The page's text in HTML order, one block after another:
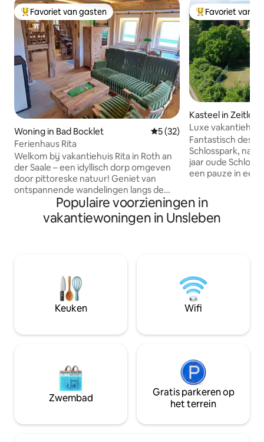
Topfavoriet van gasten
Favoriet van gasten
Woning in Bad Bocklet Gemiddelde beoordeling
5 (32)
Ferienhaus Rita
Welkom bij vakantiehuis Rita in Roth an
der Saale – een idyllisch dorp omgeven
door pittoreske natuur! Geniet van
ontspannende wandelingen langs de
Frankische Saale of ontdek charmante
fiets- en wandelroutes in het UNESCO
Rhön Biosphere Reserve, een paradijs
voor afwisseling zorgen. Perfect voor
natuurliefhebbers en mensen die op
zoek zijn naar ontspanning!
Topfavoriet van
Favoriet van
Kasteel in Zeitlofs
Luxe
m2
Fantastisch
Schlosspark,
jaar oude Schloss
een pauze in
hectare park
tennisbaan. Het huis is van zeer hoge
kwaliteit en
per verblijf. Aarzel niet om iets anders
aan te vragen!
Populaire voorzieningen in
vakantiewoningen in Unsleben
Keuken Wifi
Zwembad
Gratis parkeren op
het terrein